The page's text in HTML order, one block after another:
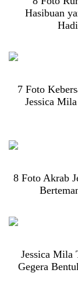
Hasibuan
7 Foto
Jessica
8 Foto Akrab
Jessica Mila
Gegera